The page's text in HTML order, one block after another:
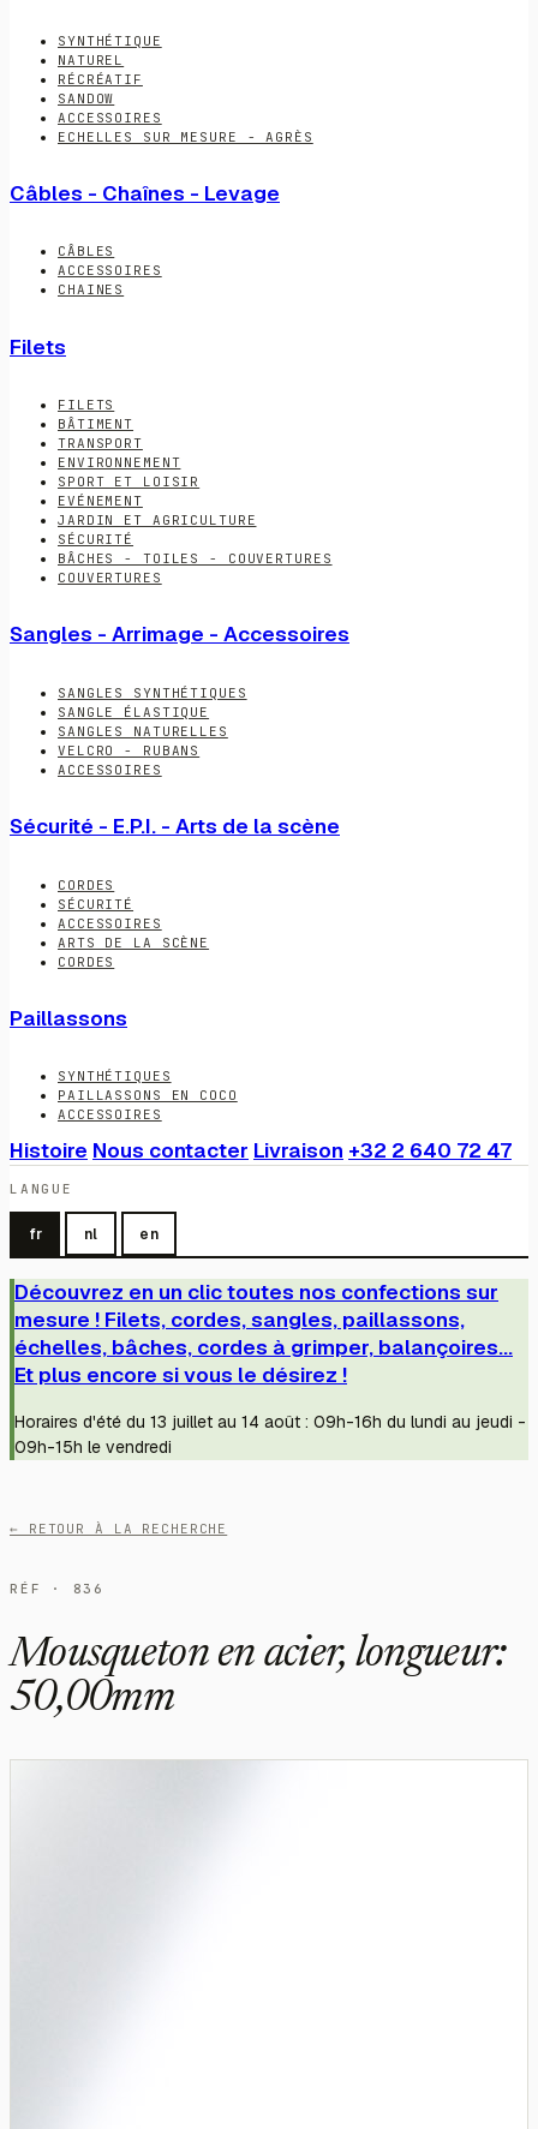
SYNTHÉTIQUE
NATUREL
RÉCRÉATIF
SANDOW
ACCESSOIRES
ECHELLES SUR MESURE - AGRÈS
Câbles - Chaînes - Levage
CÂBLES
ACCESSOIRES
CHAINES
Filets
FILETS
BÂTIMENT
TRANSPORT
ENVIRONNEMENT
SPORT ET LOISIR
EVÉNEMENT
JARDIN ET AGRICULTURE
SÉCURITÉ
BÂCHES - TOILES - COUVERTURES
COUVERTURES
Sangles - Arrimage - Accessoires
SANGLES SYNTHÉTIQUES
SANGLE ÉLASTIQUE
SANGLES NATURELLES
VELCRO - RUBANS
ACCESSOIRES
Sécurité - E.P.I. - Arts de la scène
CORDES
SÉCURITÉ
ACCESSOIRES
ARTS DE LA SCÈNE
CORDES
Paillassons
SYNTHÉTIQUES
PAILLASSONS EN COCO
ACCESSOIRES
Histoire Nous contacter Livraison +32 2 640 72 47
LANGUE
fr nl en
Découvrez en un clic toutes nos confections sur
mesure ! Filets, cordes, sangles, paillassons,
échelles, bâches, cordes à grimper, balançoires...
Et plus encore si vous le désirez !
Horaires d'été du 13 juillet au 14 août : 09h-16h du lundi au jeudi -
09h-15h le vendredi
← RETOUR À LA RECHERCHE
RÉF · 836
Mousqueton en acier, longueur:
50,00mm